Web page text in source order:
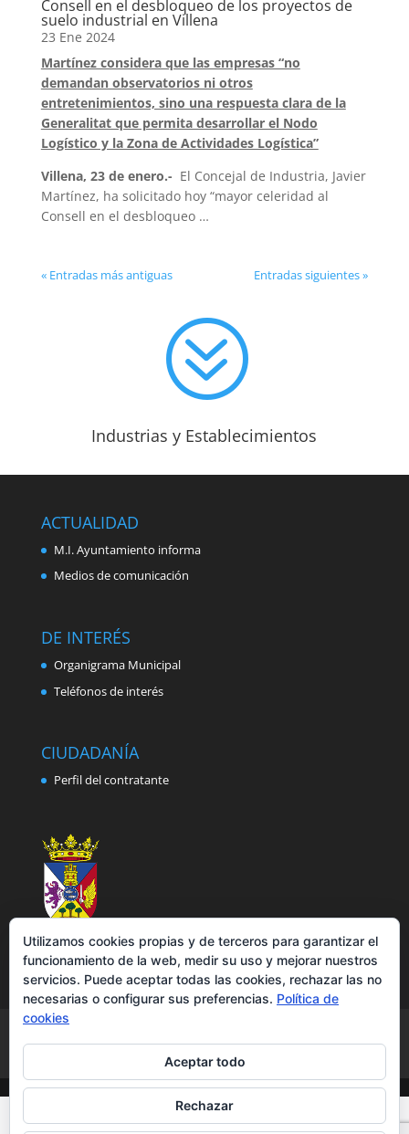
Consell en el desbloqueo de los proyectos de
suelo industrial en Villena
23 Ene 2024
Martínez considera que las empresas “no
demandan observatorios ni otros
entretenimientos, sino una respuesta clara de la
Generalitat que permita desarrollar el Nodo
Logístico y la Zona de Actividades Logística”
Villena, 23 de enero.- El Concejal de Industria, Javier
Martínez, ha solicitado hoy “mayor celeridad al
Consell en el desbloqueo …
« Entradas más antiguas Entradas siguientes »
?
Industrias y Establecimientos
ACTUALIDAD
M.I. Ayuntamiento informa
Medios de comunicación
DE INTERÉS
Organigrama Municipal
Teléfonos de interés
CIUDADANÍA
Perfil del contratante
Política de cookies
Accesibilidad
Utilizamos cookies propias y de terceros para garantizar el
funcionamiento de la web, medir su uso y mejorar nuestros
servicios. Puede aceptar todas las cookies, rechazar las no
necesarias o configurar sus preferencias. Política de
cookies
Aceptar todo
Rechazar